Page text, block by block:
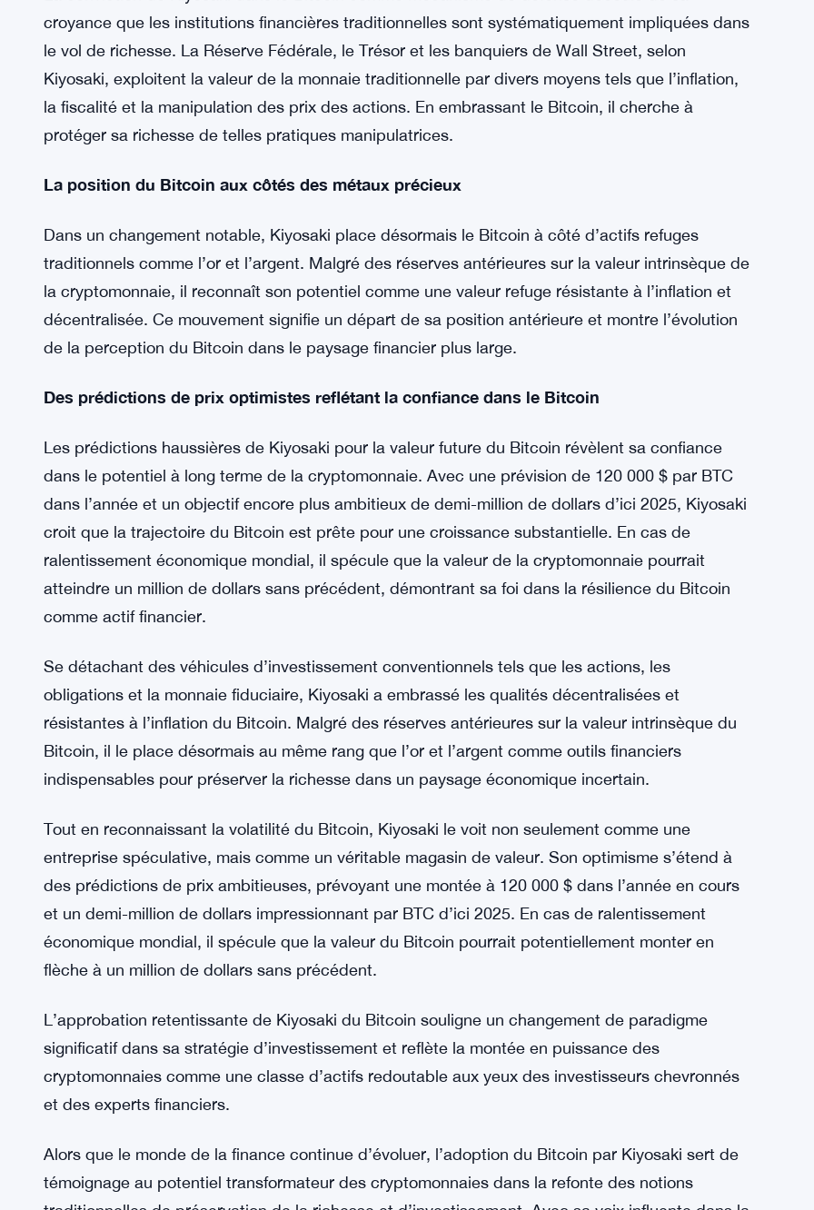
Cet endossement du gourou financier souligne un changement de paradigme dans sa stratégie
d’investissement et met en évidence la montée en puissance des cryptomonnaies comme une
classe d’actifs redoutable.
Une défense décentralisée contre la manipulation financière
La conviction de Kiyosaki dans le Bitcoin comme mécanisme de défense découle de sa
le vol de richesse. La Réserve Fédérale, le Trésor et les banquiers de Wall Street, selon
Kiyosaki, exploitent la valeur de la monnaie traditionnelle par divers moyens tels que l’inflation,
la fiscalité et la manipulation des prix des actions. En embrassant le Bitcoin, il cherche à
protéger sa richesse de telles pratiques manipulatrices.
traditionnels comme l’or et l’argent. Malgré des réserves antérieures sur la valeur intrinsèque de
la cryptomonnaie, il reconnaît son potentiel comme une valeur refuge résistante à l’inflation et
décentralisée. Ce mouvement signifie un départ de sa position antérieure et montre l’évolution
de la perception du Bitcoin dans le paysage financier plus large.
Des prédictions de prix optimistes reflétant la confiance dans le Bitcoin
dans le potentiel à long terme de la cryptomonnaie. Avec une prévision de 120 000 $ par BTC
dans l’année et un objectif encore plus ambitieux de demi-million de dollars d’ici 2025, Kiyosaki
croit que la trajectoire du Bitcoin est prête pour une croissance substantielle. En cas de
ralentissement économique mondial, il spécule que la valeur de la cryptomonnaie pourrait
atteindre un million de dollars sans précédent, démontrant sa foi dans la résilience du Bitcoin
Se détachant des véhicules d’investissement conventionnels tels que les actions, les
obligations et la monnaie fiduciaire, Kiyosaki a embrassé les qualités décentralisées et
résistantes à l’inflation du Bitcoin. Malgré des réserves antérieures sur la valeur intrinsèque du
Bitcoin, il le place désormais au même rang que l’or et l’argent comme outils financiers
indispensables pour préserver la richesse dans un paysage économique incertain.
Tout en reconnaissant la volatilité du Bitcoin, Kiyosaki le voit non seulement comme une
entreprise spéculative, mais comme un véritable magasin de valeur. Son optimisme s’étend à
des prédictions de prix ambitieuses, prévoyant une montée à 120 000 $ dans l’année en cours
et un demi-million de dollars impressionnant par BTC d’ici 2025. En cas de ralentissement
flèche à un million de dollars sans précédent.